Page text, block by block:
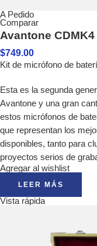
A Pedido
Comparar
Avantone CDMK4
$749.00
Kit de micrófono de
Esta es la segunda
Avantone y una gran
estos micrófonos de
que representan los
disponibles, tanto para
proyectos serios de
Agregar al wishlist
LEER MÁS
Vista rápida